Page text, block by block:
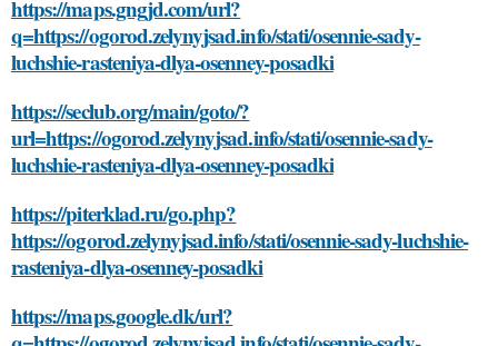
https://maps.gngjd.com/url?
q=https://ogorod.zelynyjsad.info/stati/osennie-sady-
luchshie-rasteniya-dlya-osenney-posadki
https://seclub.org/main/goto/?
url=https://ogorod.zelynyjsad.info/stati/osennie-sady-
luchshie-rasteniya-dlya-osenney-posadki
https://piterklad.ru/go.php?
https://ogorod.zelynyjsad.info/stati/osennie-sady-luchshie-
rasteniya-dlya-osenney-posadki
https://maps.google.dk/url?